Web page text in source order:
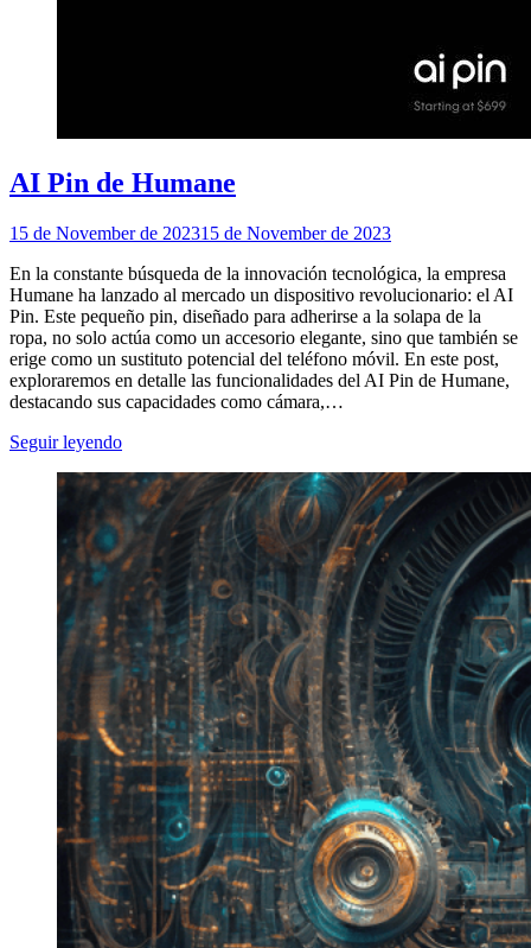
AI Pin de Humane
15 de November de 202315 de November de 2023
En la constante búsqueda de la innovación tecnológica, la empresa
Humane ha lanzado al mercado un dispositivo revolucionario: el AI
Pin. Este pequeño pin, diseñado para adherirse a la solapa de la
ropa, no solo actúa como un accesorio elegante, sino que también se
erige como un sustituto potencial del teléfono móvil. En este post,
exploraremos en detalle las funcionalidades del AI Pin de Humane,
destacando sus capacidades como cámara,…
Seguir leyendo